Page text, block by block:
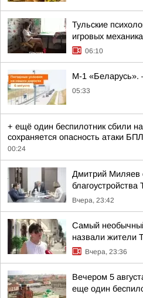
Тульские
игровых
06:10
М-1 «Беларусь».
05:33
+ ещё один беспилотник сбили
сохраняется опасность атаки
00:24
Дмитрий Миляев
благоустройства
Вчера, 23:42
Самый
назвали жители
Вчера, 23:36
Вечером 5
еще один